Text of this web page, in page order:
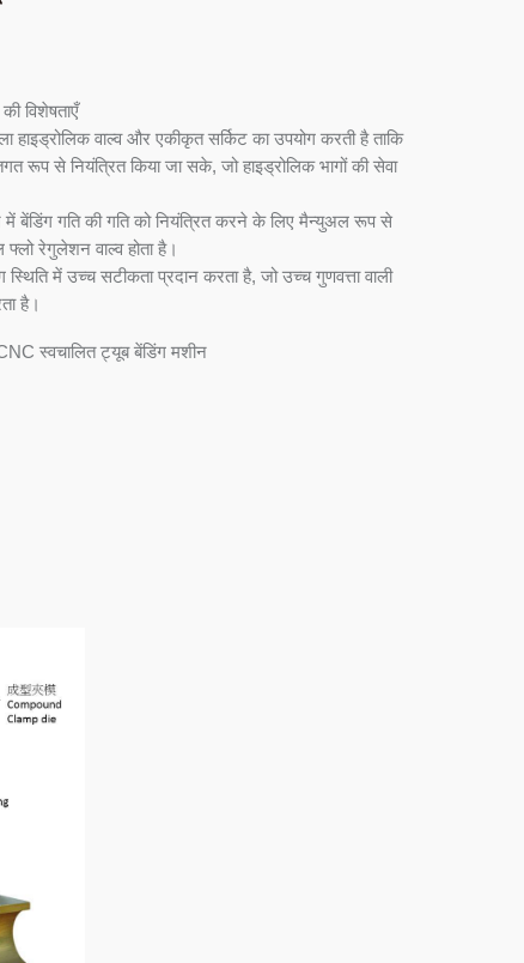
विशेषताएँ
हाइड्रोलिक वाल्व और एकीकृत सर्किट का उपयोग करती है ताकि
रूप से नियंत्रित किया जा सके, जो हाइड्रोलिक भागों की सेवा
में बेंडिंग गति की गति को नियंत्रित करने के लिए मैन्युअल रूप से
फ्लो रेगुलेशन वाल्व होता है।
स्थिति में उच्च सटीकता प्रदान करता है, जो उच्च गुणवत्ता वाली
है।
स्वचालित ट्यूब बेंडिंग मशीन